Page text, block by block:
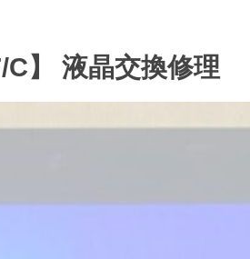
】 液晶交換修理